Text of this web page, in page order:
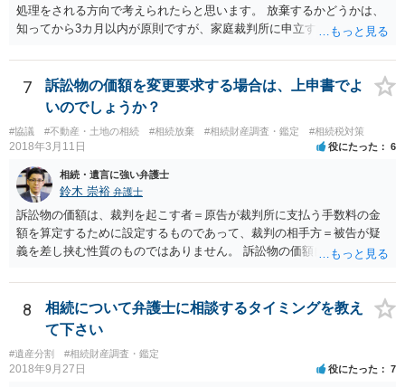
処理をされる方向で考えられたらと思います。 放棄するかどうかは、
知ってから3カ月以内が原則ですが、家庭裁判所に申立すれば3カ月の
放棄するかどうか決めることができます。 銀行やサラ金が数年も放置
することはありませんので、数年後に借金が発見される可能性はほぼ
ありません。 なお、私が扱った相続放棄を検討していた案件で、期間
伸長して調査したところ、サラ金に対する過払金など相当な財産が見
つかったため相続したという事例がありました。
7
訴訟物の価額を変更要求する場合は、上申書でよ
いのでしょうか？
#協議 #不動産・土地の相続 #相続放棄 #相続財産調査・鑑定 #相続税対策
2018年3月11日 役にたった 6
相続・遺言に強い弁護士
鈴木 崇裕 弁護士
訴訟物の価額は、裁判を起こす者＝原告が裁判所に支払う手数料の金
額を算定するために設定するものであって、裁判の相手方＝被告が疑
義を差し挟む性質のものではありません。 訴訟物の価額自体が裁判の
したとしても、変更されることはありません。
8
相続について弁護士に相談するタイミングを教え
て下さい
#遺産分割 #相続財産調査・鑑定
2018年9月27日 役にたった 7